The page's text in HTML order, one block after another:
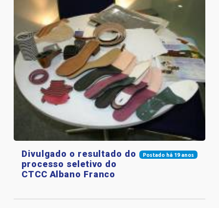
Postado há 19 anos
Divulgado o resultado do
processo seletivo do
CTCC Albano Franco